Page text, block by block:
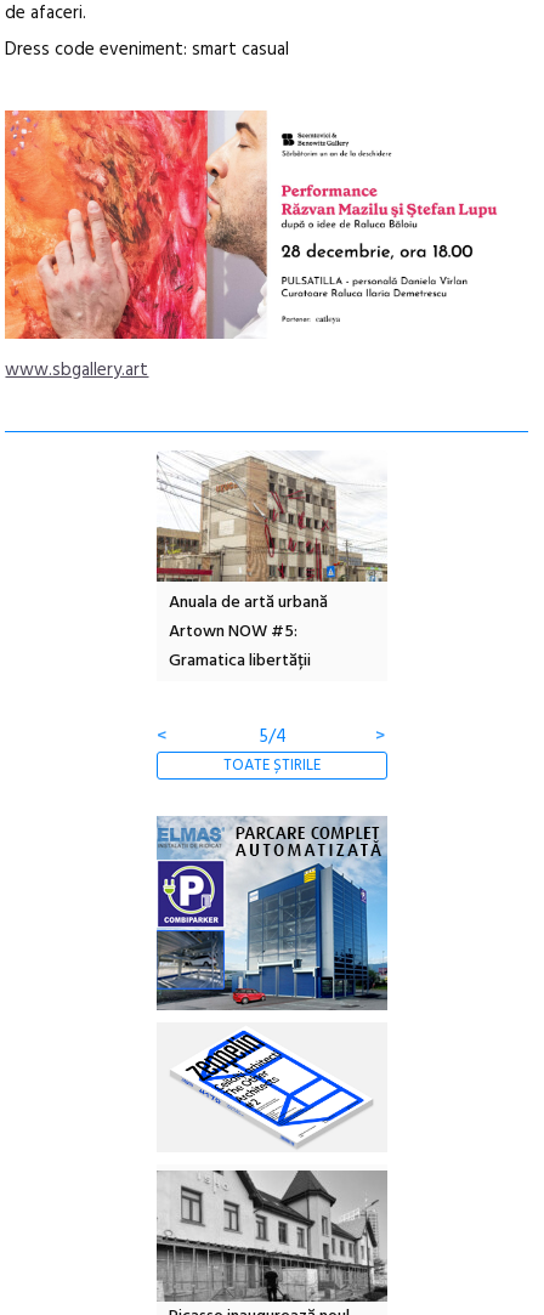
de afaceri.
Dress code eveniment: smart casual
www.sbgallery.art
Anuala de artă urbană
Artown NOW #5:
Gramatica libertății
< 5/4 >
TOATE ȘTIRILE